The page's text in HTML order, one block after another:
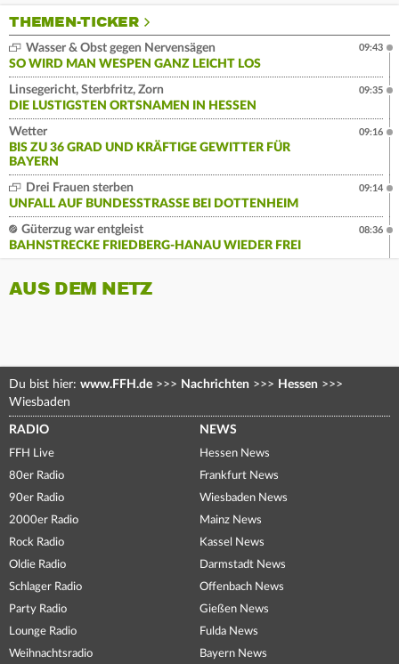
THEMEN-TICKER
Wasser & Obst gegen Nervensägen
SO WIRD MAN WESPEN GANZ LEICHT LOS
09:43
Linsegericht, Sterbfritz, Zorn
DIE LUSTIGSTEN ORTSNAMEN IN HESSEN
09:35
Wetter
BIS ZU 36 GRAD UND KRÄFTIGE GEWITTER FÜR
BAYERN
09:16
Drei Frauen sterben
UNFALL AUF BUNDESSTRASSE BEI DOTTENHEIM
09:14
Güterzug war entgleist
BAHNSTRECKE FRIEDBERG-HANAU WIEDER FREI
08:36
AUS DEM NETZ
Du bist hier: www.FFH.de >>> Nachrichten >>> Hessen >>>
Wiesbaden
RADIO
FFH Live
80er Radio
90er Radio
2000er Radio
Rock Radio
Oldie Radio
Schlager Radio
Party Radio
Lounge Radio
Weihnachtsradio
NEWS
Hessen News
Frankfurt News
Wiesbaden News
Mainz News
Kassel News
Darmstadt News
Offenbach News
Gießen News
Fulda News
Bayern News